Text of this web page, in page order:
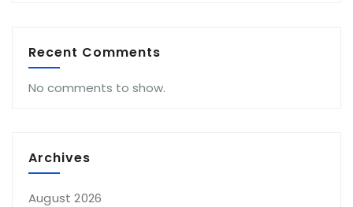
Recent Comments
No comments to show.
Archives
August 2026